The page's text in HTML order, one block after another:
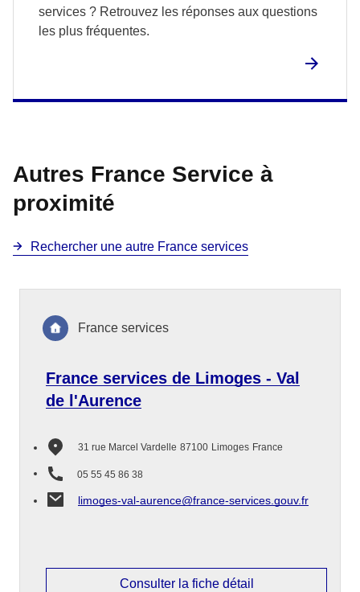
services ? Retrouvez les réponses aux questions
les plus fréquentes.
Autres France Service à
proximité
Rechercher une autre France services
France services de Limoges - Val
de l'Aurence
31 rue Marcel Vardelle 87100 Limoges France
05 55 45 86 38
limoges-val-aurence@france-services.gouv.fr
France services
Consulter la fiche détail